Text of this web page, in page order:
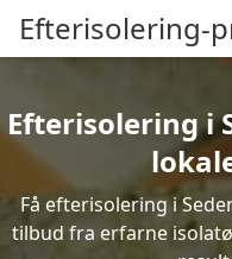
Efterisolering-
Efterisolering i
Få efterisolering i
tilbud fra erfarne